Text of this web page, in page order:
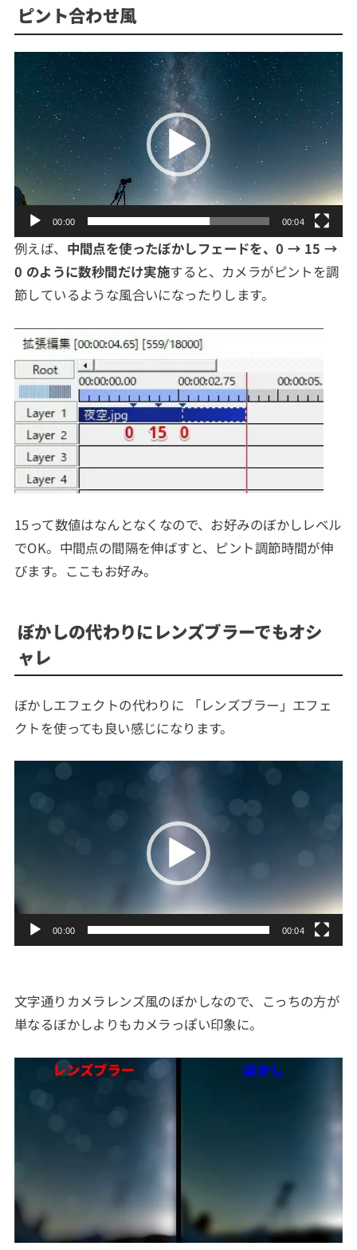
ピント合わせ風
動
画
プ
レ
ー
ヤ
ー
00:00 00:04
例えば、 中間点を使ったぼかしフェードを、0 → 15 →
0 のように数秒間だけ実施すると、カメラがピントを調
節しているような風合いになったりします。
15って数値はなんとなくなので、お好みのぼかしレベル
でOK。中間点の間隔を伸ばすと、ピント調節時間が伸
びます。ここもお好み。
ぼかしの代わりにレンズブラーでもオシ
ャレ
ぼかしエフェクトの代わりに 「レンズブラー」エフェ
クトを使っても良い感じになります。
ヤ
ー
00:00 00:04
文字通りカメラレンズ風のぼかしなので、こっちの方が
単なるぼかしよりもカメラっぽい印象に。